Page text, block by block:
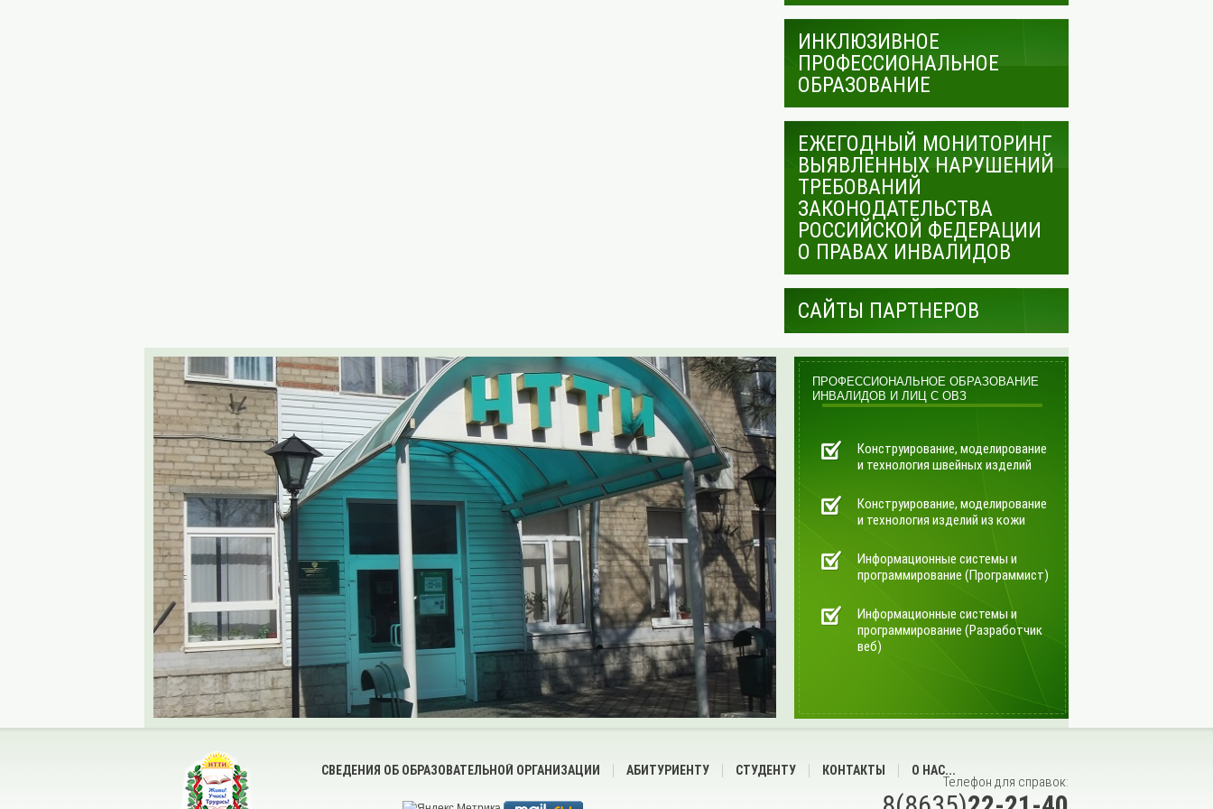
ИНКЛЮЗИВНОЕ
ПРОФЕССИОНАЛЬНОЕ
ОБРАЗОВАНИЕ
ЕЖЕГОДНЫЙ МОНИТОРИНГ
ВЫЯВЛЕННЫХ НАРУШЕНИЙ
ТРЕБОВАНИЙ
ЗАКОНОДАТЕЛЬСТВА
РОССИЙСКОЙ ФЕДЕРАЦИИ
О ПРАВАХ ИНВАЛИДОВ
САЙТЫ ПАРТНЕРОВ
ПРОФЕССИОНАЛЬНОЕ ОБРАЗОВАНИЕ
ИНВАЛИДОВ И ЛИЦ С ОВЗ
Конструирование, моделирование
и технология швейных изделий
Конструирование, моделирование
и технология изделий из кожи
Информационные системы и
программирование (Программист)
Информационные системы и
программирование (Разработчик
веб)
СВЕДЕНИЯ ОБ ОБРАЗОВАТЕЛЬНОЙ ОРГАНИЗАЦИИ АБИТУРИЕНТУ СТУДЕНТУ КОНТАКТЫ О НАС...
Телефон для справок: